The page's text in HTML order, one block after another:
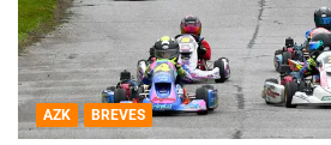
AZK BREVES